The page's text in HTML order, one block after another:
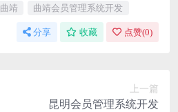
曲靖 曲靖会员管理系统开发
分享 收藏 点赞(0)
上一篇
昆明会员管理系统开发